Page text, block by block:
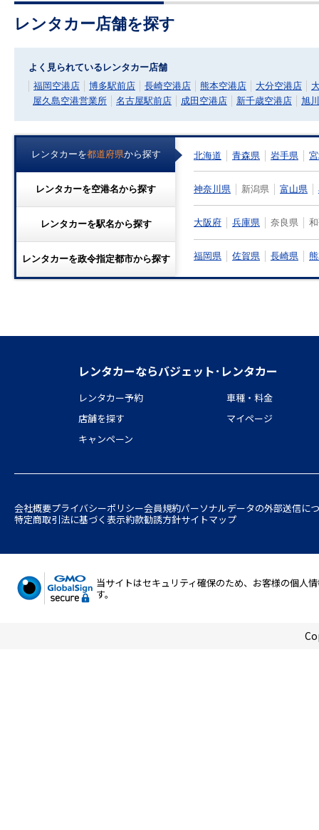
レンタカー店舗を探す
よく見られているレンタカー店舗
福岡空港店
博多駅前店 長崎空港店 熊本空港店 大分空港店
屋久島空港営業所
名古屋駅前店 成田空港店 新千歳空港店 旭
レンタカーを都道府県から探す
レンタカーを空港名から探す
レンタカーを駅名から探す
レンタカーを政令指定都市から探す
北海道 青森県 岩手県
神奈川県 新潟県 富山県
大阪府 兵庫県 奈良県
福岡県 佐賀県 長崎県
レンタカーならバジェット･レンタカー
レンタカー予約
店舗を探す
キャンペーン
車種・料金
マイページ
会社概要プライバシーポリシー会員規約パーソナルデータの外部送信に
特定商取引法に基づく表示約款勧誘方針サイトマップ
当サイトはセキュリティ確保のため、お客様の個人
す。